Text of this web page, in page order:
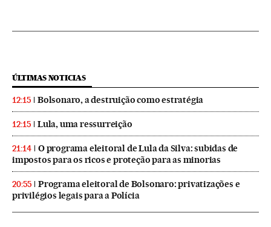
ÚLTIMAS NOTICIAS
12:15 Bolsonaro, a destruição como estratégia
12:15 Lula, uma ressurreição
21:14
O programa eleitoral de Lula da Silva: subidas de
impostos para os ricos e proteção para as minorias
20:55
Programa eleitoral de Bolsonaro: privatizações e
privilégios legais para a Polícia